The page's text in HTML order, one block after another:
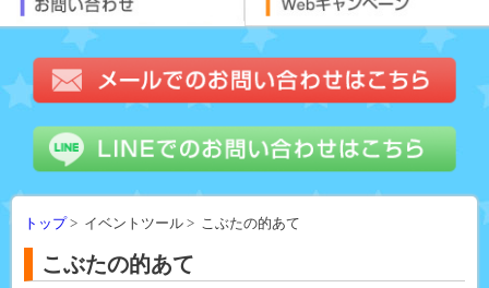
トップ> イベントツール > こぶたの的あて
こぶたの的あて